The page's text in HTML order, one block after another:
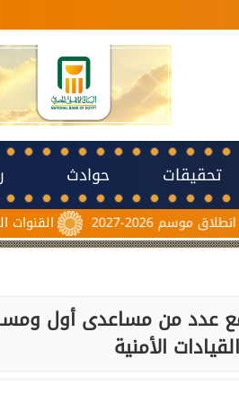
تحقيقات حوادث
القنوات الناقلة
مع عدد من مساعدى أول
القيادات الأمنية